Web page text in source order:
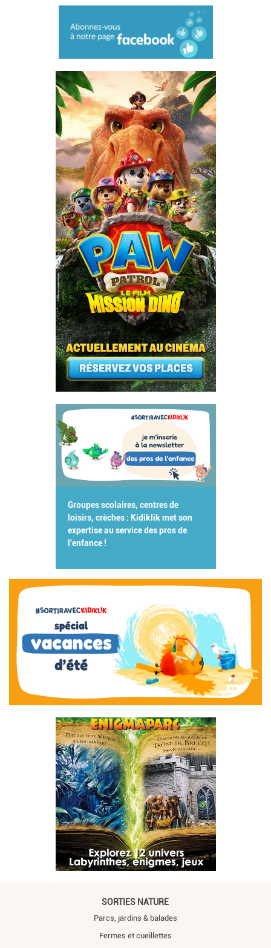
Groupes scolaires, centres de
loisirs, crèches : Kidiklik met son
expertise au service des pros de
l'enfance !
SORTIES NATURE
Parcs, jardins & balades
Fermes et cueillettes